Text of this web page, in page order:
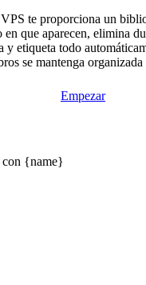
te proporciona un
en que aparecen, elimina
y etiqueta todo
se mantenga
Empezar